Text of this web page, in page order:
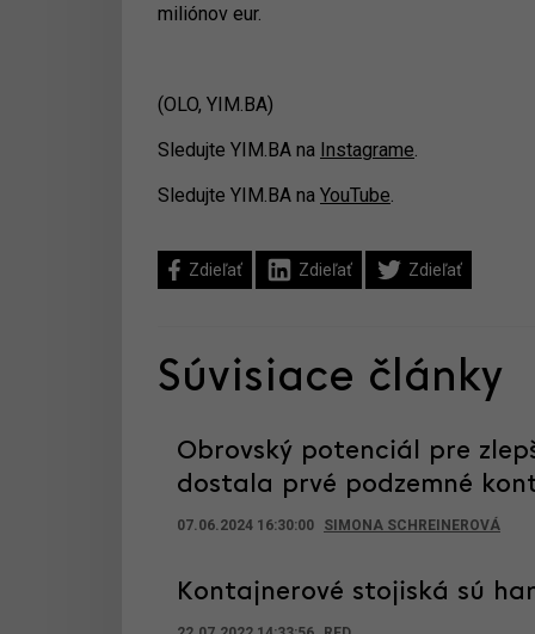
miliónov eur.
(OLO, YIM.BA)
Sledujte YIM.BA na Instagrame
Sledujte YIM.BA na YouTube
Zdieľať Zdieľať Zdieľať
Súvisiace články
Obrovský potenciál pre
dostala prvé podzemné
07.06.2024 16:30:00 SIMONA SCHREINEROVÁ
Kontajnerové stojiská sú